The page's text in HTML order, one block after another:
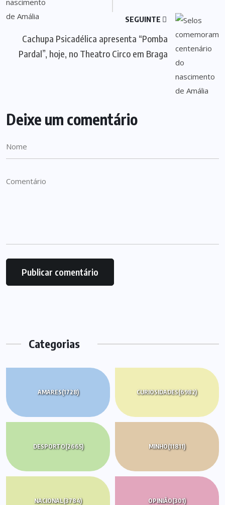
SEGUINTE
Cachupa Psicadélica apresenta “Pomba
Pardal”, hoje, no Theatro Circo em Braga
Deixe um comentário
Categorias
AMARES(1728) CURIOSIDADES(6982)
DESPORTO(2665) MINHO(11811)
NACIONAL(3784) OPINIÃO(301)